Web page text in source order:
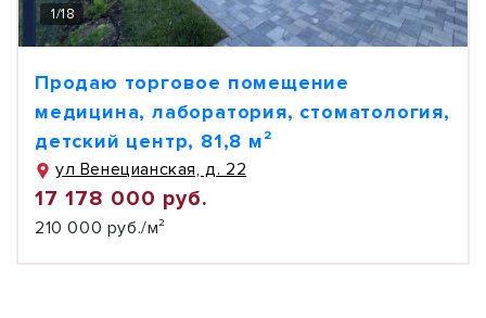
1/18
Продаю торговое помещение
медицина, лаборатория, стоматология,
детский центр, 81,8 м²
ул Венецианская, д. 22
17 178 000 руб.
210 000 руб./м²